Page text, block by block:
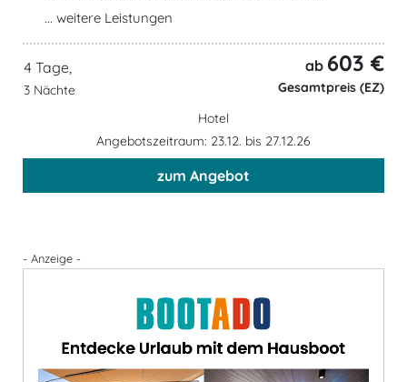
... weitere Leistungen
4 Tage,
3 Nächte
ab 603 €
Gesamtpreis (EZ)
Hotel
Angebotszeitraum: 23.12. bis 27.12.26
zum Angebot
- Anzeige -